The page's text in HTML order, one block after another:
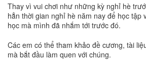
Thay vì vui chơi như những kỳ nghỉ hè
hẳn thời gian nghỉ hè năm nay để học tập
học mà mình đã nhắm tới trước đó.
Các em có thể tham khảo đề cương, tài
mà bắt đầu làm quen với chúng.